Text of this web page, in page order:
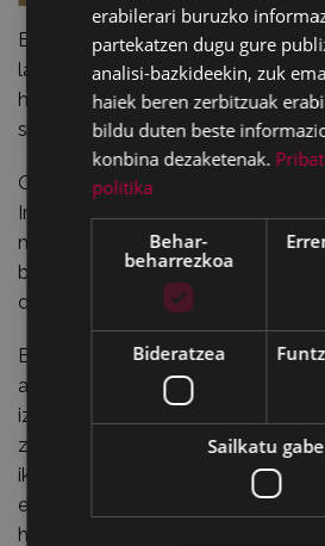
Bigarren aldiz, Eibarko Udalak
laguntzarekinMercedes Kareaga
herriarentzat interes berezia duten
sustatu eta zabaltzeko asmoz.
Oraingo honetan aukeratu den
Instrukzio Publikoa Eibarren
maistrak. Gai honekin tokiko
betetzea eta herriko maistren lana
da.
Beka 9.000 eurokoa izango da eta
aurkeztu beharko dira. Proiektuak
izango ditu, zeinetan, gaia eta
zehaztu beharko baita, honako
ikerketa-esparrua; aurrekariak eta
egoera; ikertzailearen edo
helburuak, materialak, baliabideak
erabilerari buruzko
partekatzen dugu gure
analisi-bazkideekin, zuk
haiek beren zerbitzuak
bildu duten beste
konbina dezaketenak.
politika
Behar-
beharrezkoa
Bideratzea
Sailkatu gabe